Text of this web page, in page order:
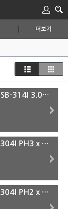
더보기
[세신]절연정밀드라이버(-) SB-314I 3.0 x 0.5 x 50mm
[세신]절연드라이버(+) SB-304I PH3 x 150mm
[세신]절연드라이버(+) SB-304I PH2 x 100mm